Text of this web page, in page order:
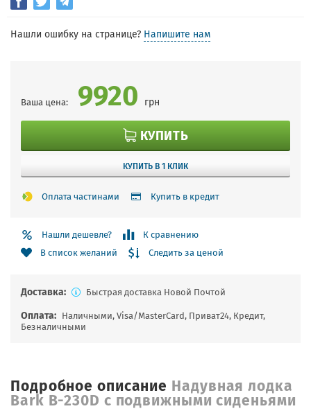
Нашли ошибку на странице? Напишите нам
Ваша цена: 9920 грн
КУПИТЬ
КУПИТЬ В 1 КЛИК
Оплата частинами Купить в кредит
Нашли дешевле?
К сравнению
В список желаний
Следить за ценой
Доставка: Быстрая доставка Новой Почтой
Оплата: Наличными, Visa/MasterCard, Приват24, Кредит,
Безналичными
Подробное описание Надувная лодка
Bark B-230D с подвижными сиденьями